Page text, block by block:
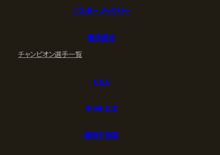
ポスターギャラリー
選手紹介
チャンピオン選手一覧
Q&A
NOAHとは
練習生募集